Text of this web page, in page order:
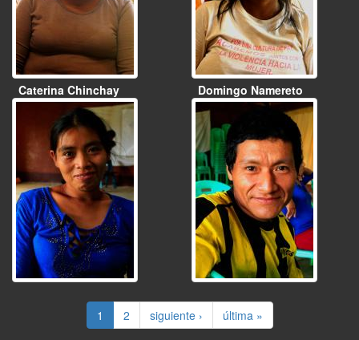
Caterina Chinchay Domingo Namereto
1 2 siguiente › última »